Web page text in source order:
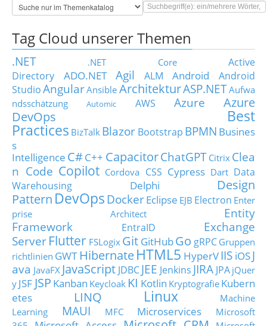
Tag Cloud unserer Themen
.NET .NET Core
Active
Directory
ADO.NET Agil ALM Android
Android
StudioAngularAnsible ArchitekturASP.NETAufwa
ndsschätzung
Automic AWS Azure
Azure
DevOps
Best
Practices BizTalk Blazor Bootstrap BPMN Busines
s
Intelligence C#C++ CapacitorChatGPT Citrix Clea
n Code Copilot Cordova CSS Cypress Dart Data
Warehousing
Delphi
Design
Pattern DevOps DockerEclipse EJB Electron Enter
prise Architect
Entity
Framework
EntraID
Exchange
Server Flutter FSLogix Git GitHubGo gRPC Gruppen
richtlinien GWT HibernateHTML5 HyperVIIS iOSJ
ava JavaFX JavaScript JDBC JEE Jenkins JIRA JPA jQuer
y JSF JSP Kanban Keycloak KI Kotlin Kryptografie Kubern
etes
LINQ Linux
Machine
Learning
MAUI MFC Microservices
Microsoft